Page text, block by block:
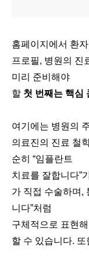
홈페이지에서 환
프로필, 병원의 진
미리 준비해야
할 첫 번째는 핵심
여기에는 병원의
의료진의 진료 철
순히 “임플란트
치료를 잘합니다”
가 직접 수술하며,
니다”처럼
구체적으로 표현
할 수 있습니다.